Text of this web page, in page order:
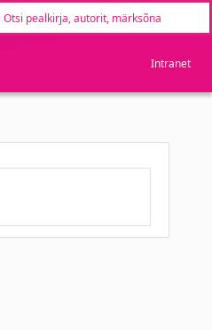
Intranet